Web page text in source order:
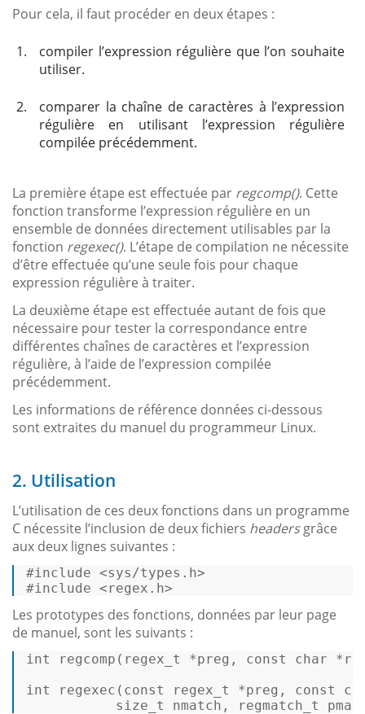
Pour cela, il faut procéder en deux étapes :
1.
compiler l’expression régulière que l’on souhaite
utiliser.
2.
comparer la chaîne de caractères à l’expression
régulière en utilisant l’expression régulière
compilée précédemment.
La première étape est effectuée par regcomp(). Cette
fonction transforme l’expression régulière en un
ensemble de données directement utilisables par la
fonction regexec(). L’étape de compilation ne nécessite
d’être effectuée qu’une seule fois pour chaque
expression régulière à traiter.
La deuxième étape est effectuée autant de fois que
nécessaire pour tester la correspondance entre
différentes chaînes de caractères et l’expression
régulière, à l’aide de l’expression compilée
précédemment.
Les informations de référence données ci-dessous
sont extraites du manuel du programmeur Linux.
2. Utilisation
L’utilisation de ces deux fonctions dans un programme
C nécessite l’inclusion de deux fichiers headersgrâce
aux deux lignes suivantes :
#include <sys/types.h>
#include <regex.h>
Les prototypes des fonctions, données par leur page
de manuel, sont les suivants :
int regcomp ( regex_t *preg, const char
int
regexec ( const regex_t *preg, const
size_t
nmatch, regmatch_t